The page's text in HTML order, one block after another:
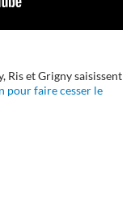
Ris et Grigny saisissent
pour faire cesser le